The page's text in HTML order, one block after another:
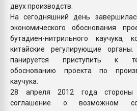
двух производств.
На сегодняшний день
экономического обоснования
бутадиен-нитрильного каучука,
китайские регулирующие
панируется приступить к
обоснованию проекта по
каучука.
28 апреля 2012 года стороны
соглашение о возможном